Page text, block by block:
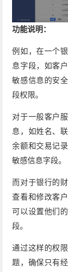
功能说明：
例如，在一个
息字段，如客
敏感信息的安
段权限。
对于一般客户
息，如姓名、
余额和交易记
敏感信息字段。
而对于银行的
查看和修改客
可以设置他们
段。
通过这样的权
题，确保只有